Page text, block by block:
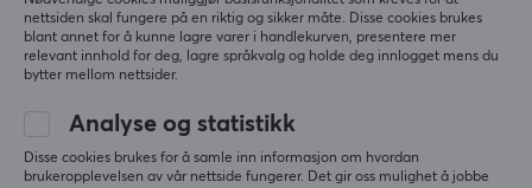
god del tid allerede nå etter å ha smurt mitt første
sett med switcher
MaxCustom Lube Station - 36 slots - Smørestasjon
1 like
Simon Z
Verifisert kjøper
nettsiden skal fungere på en riktig og sikker måte. Disse cookies brukes
blant annet for å kunne lagre varer i handlekurven, presentere mer
relevant innhold for deg, lagre språkvalg og holde deg innlogget mens du
bytter mellom nettsider.
Analyse og statistikk
Disse cookies brukes for å samle inn informasjon om hvordan
brukeropplevelsen av vår nettside fungerer. Det gir oss mulighet å jobbe